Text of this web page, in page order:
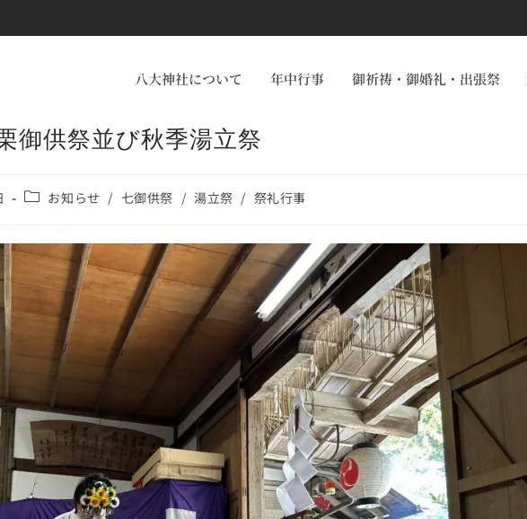
八大神社について 年中行事 御祈祷・御婚礼・出張祭
供祭並び秋季湯立祭
お知らせ / 七御供祭 / 湯立祭 / 祭礼行事